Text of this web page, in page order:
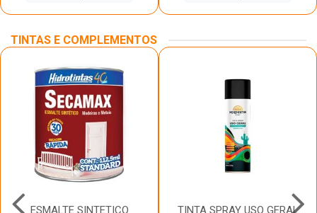
TINTAS E COMPLEMENTOS
ESMALTE SINTETICO TINTA SPRAY USO GERAL